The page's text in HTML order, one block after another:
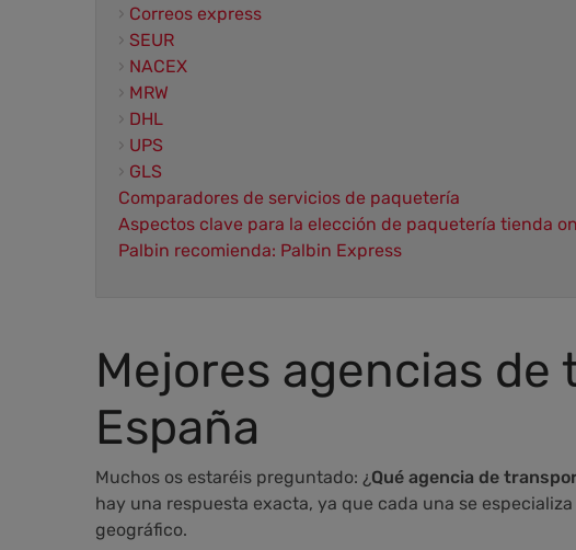
› Correos express
› SEUR
› NACEX
› MRW
› DHL
› UPS
› GLS
Comparadores de servicios de paquetería
Aspectos clave para la elección de paquetería tienda
Palbin recomienda: Palbin Express
Mejores agencias
España
Muchos os estaréis preguntado: ¿Qué agencia de
hay una respuesta exacta, ya que cada una se
geográfico.